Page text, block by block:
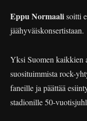
Eppu Normaalisoitti
jäähyväiskonsertistaan.
Yksi Suomen kaikkien
suosituimmista rock-
faneille ja päättää
stadionille 50-